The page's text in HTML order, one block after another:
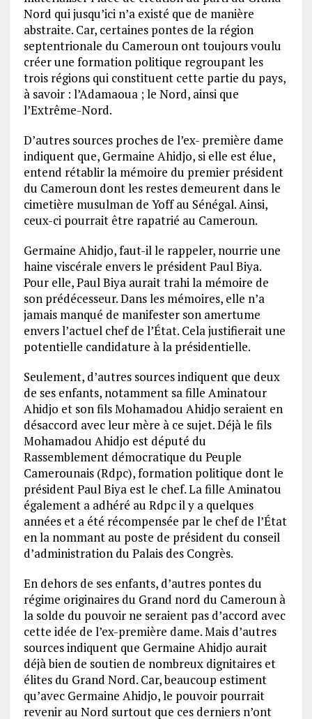
Nord qui jusqu’ici n’a existé que de manière
abstraite. Car, certaines pontes de la région
septentrionale du Cameroun ont toujours voulu
créer une formation politique regroupant les
trois régions qui constituent cette partie du pays,
à savoir : l’Adamaoua ; le Nord, ainsi que
l’Extrême-Nord.
D’autres sources proches de l’ex- première dame
indiquent que, Germaine Ahidjo, si elle est élue,
entend rétablir la mémoire du premier président
du Cameroun dont les restes demeurent dans le
cimetière musulman de Yoff au Sénégal. Ainsi,
ceux-ci pourrait être rapatrié au Cameroun.
Germaine Ahidjo, faut-il le rappeler, nourrie une
haine viscérale envers le président Paul Biya.
Pour elle, Paul Biya aurait trahi la mémoire de
son prédécesseur. Dans les mémoires, elle n’a
jamais manqué de manifester son amertume
envers l’actuel chef de l’État. Cela justifierait une
potentielle candidature à la présidentielle.
Seulement, d’autres sources indiquent que deux
de ses enfants, notamment sa fille Aminatour
Ahidjo et son fils Mohamadou Ahidjo seraient en
désaccord avec leur mère à ce sujet. Déjà le fils
Mohamadou Ahidjo est député du
Rassemblement démocratique du Peuple
Camerounais (Rdpc), formation politique dont le
président Paul Biya est le chef. La fille Aminatou
également a adhéré au Rdpc il y a quelques
années et a été récompensée par le chef de l’État
en la nommant au poste de président du conseil
d’administration du Palais des Congrès.
En dehors de ses enfants, d’autres pontes du
régime originaires du Grand nord du Cameroun à
la solde du pouvoir ne seraient pas d’accord avec
cette idée de l’ex-première dame. Mais d’autres
sources indiquent que Germaine Ahidjo aurait
déjà bien de soutien de nombreux dignitaires et
élites du Grand Nord. Car, beaucoup estiment
qu’avec Germaine Ahidjo, le pouvoir pourrait
revenir au Nord surtout que ces derniers n’ont